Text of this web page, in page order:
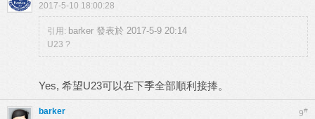
2017-5-10 18:00:28
引用: barker 發表於 2017-5-9 20:14
U23 ?
Yes, 希望U23可以在下季全部順利接捧。
9#
barker